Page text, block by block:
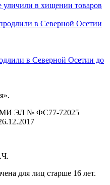
уличили в хищении товаров
в Северной Осетии до
СМИ ЭЛ № ФС77-72025
для лиц старше 16 лет.